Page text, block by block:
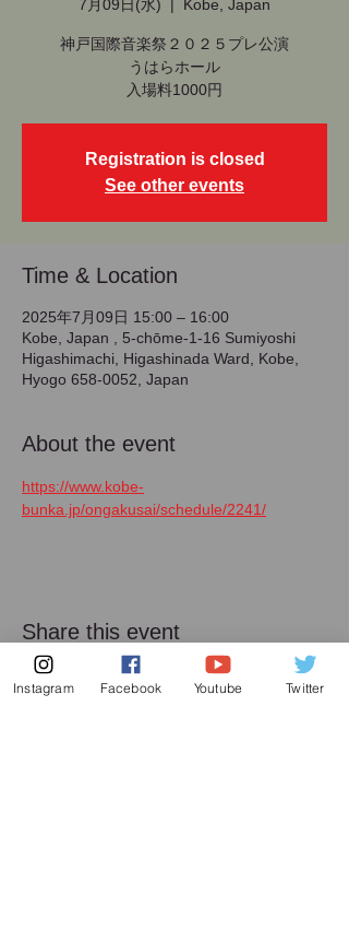
7月09日(水)
  |
Kobe, Japan
神戸国際音楽祭２０２５プレ公演
うはらホール
入場料1000円
Registration is closed
See other events
Time & Location
2025年7月09日 15:00 – 16:00
Kobe, Japan , 5-chōme-1-16 Sumiyoshi
Higashimachi, Higashinada Ward, Kobe,
Hyogo 658-0052, Japan
About the event
https://www.kobe-
bunka.jp/ongakusai/schedule/2241/
Share this event
Instagram Facebook Youtube Twitter